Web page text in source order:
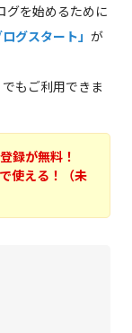
グを始めるために
グスタート」 が
もご利用できま
録が無料！
使える！（未